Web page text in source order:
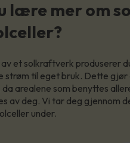
lære mer om
et solkraftverk produserer
strøm til eget bruk. Dette gjør
da arealene som benyttes
av deg. Vi tar deg gjennom
under.